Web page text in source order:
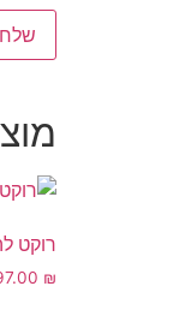
רוקט
₪